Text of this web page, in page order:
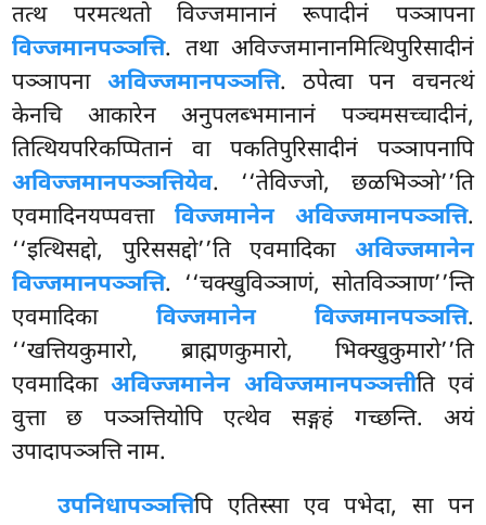
तत्थ परमत्थतो विज्जमानानं रूपादीनं पञ्ञापना
विज्जमानपञ्ञत्ति. तथा अविज्जमानानमित्थिपुरिसादीनं
पञ्ञापना अविज्जमानपञ्ञत्ति. ठपेत्वा पन वचनत्थं
केनचि आकारेन अनुपलब्भमानानं पञ्चमसच्चादीनं,
तित्थियपरिकप्पितानं वा पकतिपुरिसादीनं पञ्ञापनापि
अविज्जमानपञ्ञत्तियेव. ‘‘तेविज्जो, छळभिञ्ञो’’ति
एवमादिनयप्पवत्ता विज्जमानेन अविज्जमानपञ्ञत्ति.
‘‘इत्थिसद्दो, पुरिससद्दो’’ति एवमादिका अविज्जमानेन
विज्जमानपञ्ञत्ति. ‘‘चक्खुविञ्ञाणं, सोतविञ्ञाण’’न्ति
एवमादिका विज्जमानेन विज्जमानपञ्ञत्ति.
‘‘खत्तियकुमारो, ब्राह्मणकुमारो, भिक्खुकुमारो’’ति
एवमादिकाअविज्जमानेन अविज्जमानपञ्ञत्तीति एवं
वुत्ता छ पञ्ञत्तियोपि एत्थेव सङ्गहं गच्छन्ति. अयं
उपादापञ्ञत्ति नाम.
उपनिधापञ्ञत्तिपि एतिस्सा एव पभेदा, सा पन